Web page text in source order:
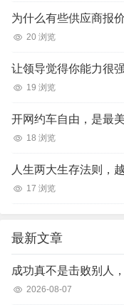
为什么有些供应商报
20 浏览
让领导觉得你能力很
19 浏览
开网约车自由，是最
18 浏览
人生两大生存法则，
17 浏览
最新文章
成功真不是击败别人
2026-08-07